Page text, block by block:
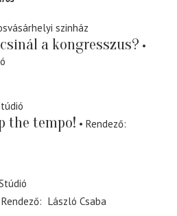
szinház
a kongresszus?
the tempo!
Rendező
Rendező
László Csaba